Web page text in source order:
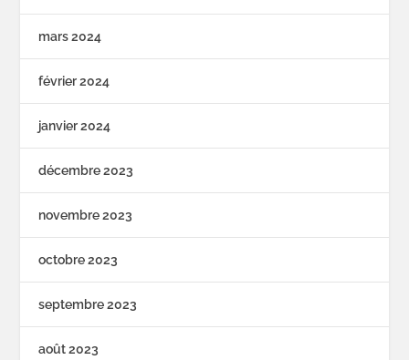
mars 2024
février 2024
janvier 2024
décembre 2023
novembre 2023
octobre 2023
septembre 2023
août 2023